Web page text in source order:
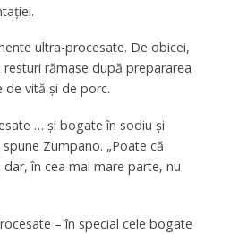
ultra-procesate. De obicei,
rămase după prepararea
de vită și de porc.
… și bogate în sodiu și
Zumpano. „Poate că
în cea mai mare parte, nu
– în special cele bogate